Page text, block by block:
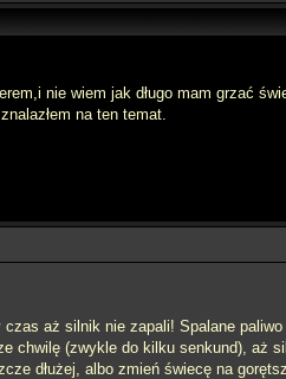
nie wiem jak długo mam grzać
na ten temat.
czas aż silnik nie zapali! Spalane
chwilę (zwykle do kilku senkund), aż
dłużej, albo zmień świecę na